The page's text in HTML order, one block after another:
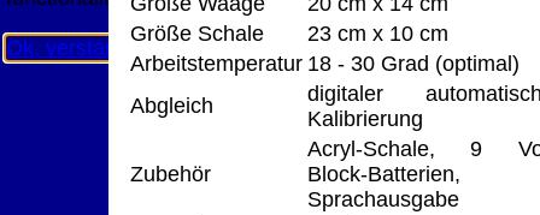
Größe Schale
23 cm x 10 cm
Arbeitstemperatur 18 - 30 Grad (optimal)
Abgleich
digitaler
Kalibrierung
Zubehör
Acryl-Schale, 9
Block-Batterien,
Sprachausgabe
Ok, verstanden Mehr Infos